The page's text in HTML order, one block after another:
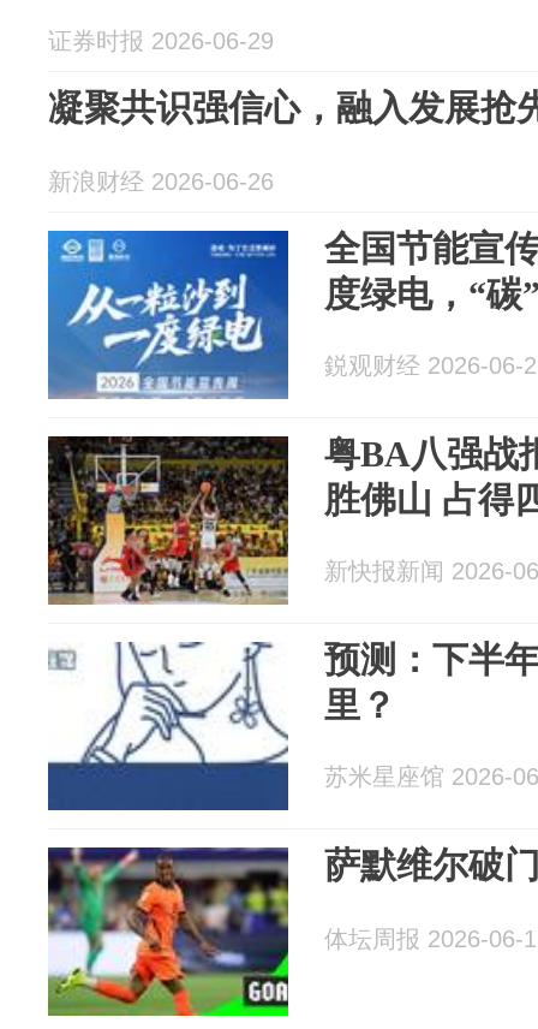
证券时报 2026-06-29
凝聚共识强信心，融入发展抢
新浪财经 2026-06-26
全国节能宣
度绿电，“碳
鋭观财经 2026-06-
粤BA八强战
胜佛山 占得
新快报新闻 2026-
预测：下半
里？
苏米星座馆 2026-
萨默维尔破
体坛周报 2026-06-